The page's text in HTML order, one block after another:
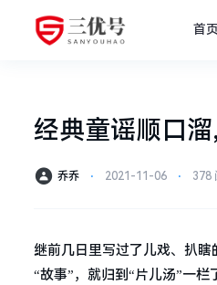
首页
经典童谣顺口
乔乔 ⋅ 2021-11-06 ⋅ 378
继前几日里写过了儿戏、扒
“故事”，就归到“片儿汤”一